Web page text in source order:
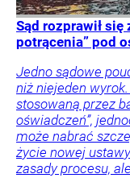
Sąd rozprawił
potrącenia” pod
Jedno sądowe
niż niejeden
stosowaną przez
oświadczeń”,
może nabrać
życie nowej
zasady procesu,